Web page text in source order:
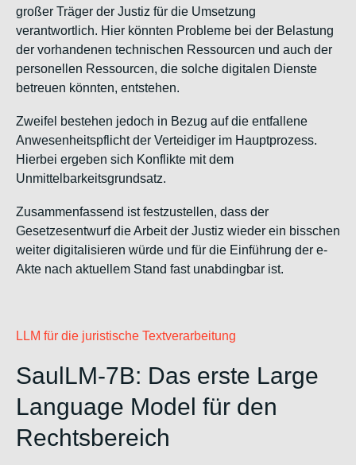
großer Träger der Justiz für die Umsetzung
verantwortlich. Hier könnten Probleme bei der Belastung
der vorhandenen technischen Ressourcen und auch der
personellen Ressourcen, die solche digitalen Dienste
betreuen könnten, entstehen.
Zweifel bestehen jedoch in Bezug auf die entfallene
Anwesenheitspflicht der Verteidiger im Hauptprozess.
Hierbei ergeben sich Konflikte mit dem
Unmittelbarkeitsgrundsatz.
Zusammenfassend ist festzustellen, dass der
Gesetzesentwurf die Arbeit der Justiz wieder ein bisschen
weiter digitalisieren würde und für die Einführung der e-
Akte nach aktuellem Stand fast unabdingbar ist.
LLM für die juristische Textverarbeitung
SaulLM-7B: Das erste Large
Language Model für den
Rechtsbereich